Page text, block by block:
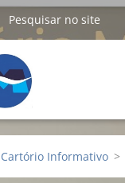
Cartório Informativo >